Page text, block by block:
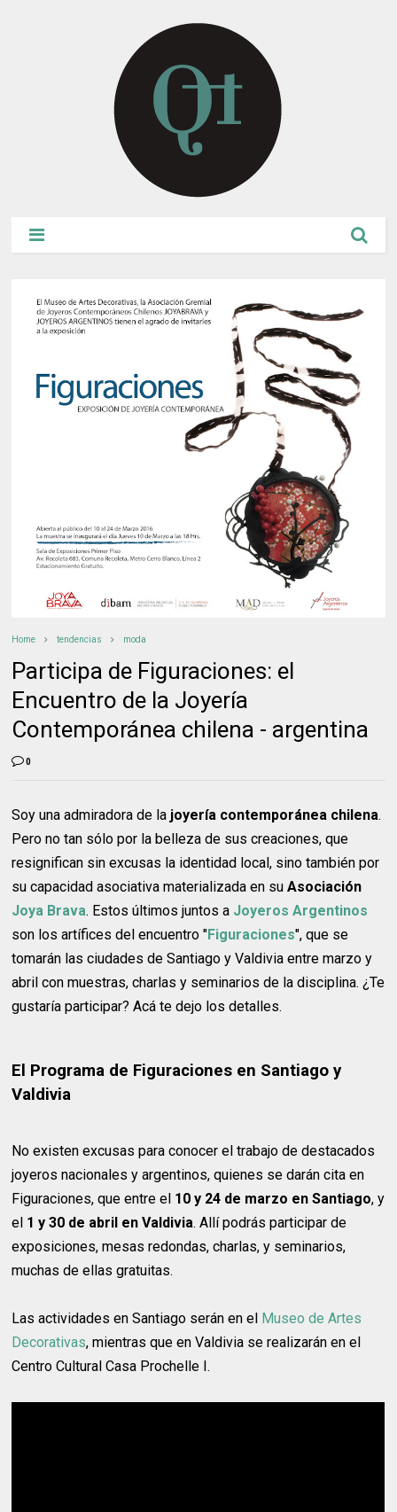
Home tendencias moda
Participa de Figuraciones: el
Encuentro de la Joyería
Contemporánea chilena - argentina
0
Soy una admiradora de la joyería contemporánea chilena.
Pero no tan sólo por la belleza de sus creaciones, que
resignifican sin excusas la identidad local, sino también por
su capacidad asociativa materializada en suAsociación
Joya Brava. Estos últimos juntos a Joyeros Argentinos
son los artífices del encuentro "Figuraciones", que se
tomarán las ciudades de Santiago y Valdivia entre marzo y
abril con muestras, charlas y seminarios de la disciplina. ¿Te
gustaría participar? Acá te dejo los detalles.
El Programa de Figuraciones en Santiago y
Valdivia
No existen excusas para conocer el trabajo de destacados
joyeros nacionales y argentinos, quienes se darán cita en
Figuraciones, que entre el 10 y 24 de marzo en Santiago, y
el 1 y 30 de abril en Valdivia. Allí podrás participar de
exposiciones, mesas redondas, charlas, y seminarios,
muchas de ellas gratuitas.
Las actividades en Santiago serán en el Museo de Artes
Decorativas, mientras que en Valdivia se realizarán en el
Centro Cultural Casa Prochelle I.